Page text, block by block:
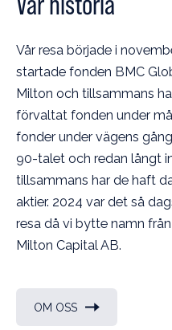
Vår resa började i
startade fonden BMC
Milton och tillsammans
förvaltat fonden under
fonder under vägens
90-talet och redan långt
tillsammans har de haft
aktier. 2024 var det så
resa då vi bytte namn
Milton Capital AB.
OM OSS